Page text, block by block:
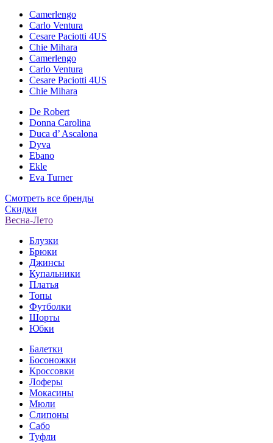
Camerlengo
Carlo Ventura
Cesare Paciotti 4US
Chie Mihara
Camerlengo
Carlo Ventura
Cesare Paciotti 4US
Chie Mihara
De Robert
Donna Carolina
Duca d’ Ascalona
Dyva
Ebano
Ekle
Eva Turner
Смотреть все бренды
Скидки
Весна-Лето
Блузки
Брюки
Джинсы
Купальники
Платья
Топы
Футболки
Шорты
Юбки
Балетки
Босоножки
Кроссовки
Лоферы
Мокасины
Мюли
Слипоны
Сабо
Туфли